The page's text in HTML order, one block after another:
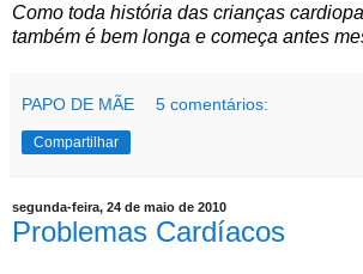
Como toda história das crianças
também é bem longa e começa antes
PAPO DE MÃE 5 comentários:
Compartilhar
segunda-feira, 24 de maio de 2010
Problemas Cardíacos